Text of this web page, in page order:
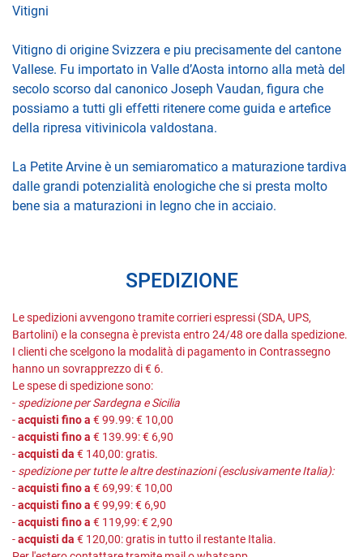
Vitigni
Vitigno di origine Svizzera e piu precisamente del cantone
Vallese. Fu importato in Valle d’Aosta intorno alla metà del
secolo scorso dal canonico Joseph Vaudan, figura che
possiamo a tutti gli effetti ritenere come guida e artefice
della ripresa vitivinicola valdostana.
La Petite Arvine è un semiaromatico a maturazione tardiva
dalle grandi potenzialità enologiche che si presta molto
bene sia a maturazioni in legno che in acciaio.
SPEDIZIONE
Le spedizioni avvengono tramite corrieri espressi (SDA, UPS,
Bartolini) e la consegna è prevista entro 24/48 ore dalla spedizione.
I clienti che scelgono la modalità di pagamento in Contrassegno
hanno un sovrapprezzo di € 6.
Le spese di spedizione sono:
- spedizione per Sardegna e Sicilia
-acquisti fino a € 99.99: € 10,00
-acquisti fino a € 139.99: € 6,90
-acquisti da € 140,00: gratis.
- spedizione per tutte le altre destinazioni (esclusivamente Italia):
-acquisti fino a € 69,99: € 10,00
-acquisti fino a € 99,99: € 6,90
-acquisti fino a € 119,99: € 2,90
-acquisti da € 120,00: gratis in tutto il restante Italia.